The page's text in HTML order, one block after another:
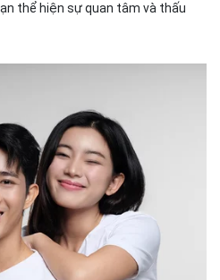
thể hiện sự quan tâm và thấu